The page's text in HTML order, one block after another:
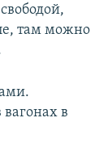
там можно
в